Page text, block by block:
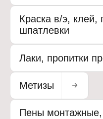
Краска в/э, клей,
шпатлевки
Лаки, пропитки
Метизы
Пены монтажные,